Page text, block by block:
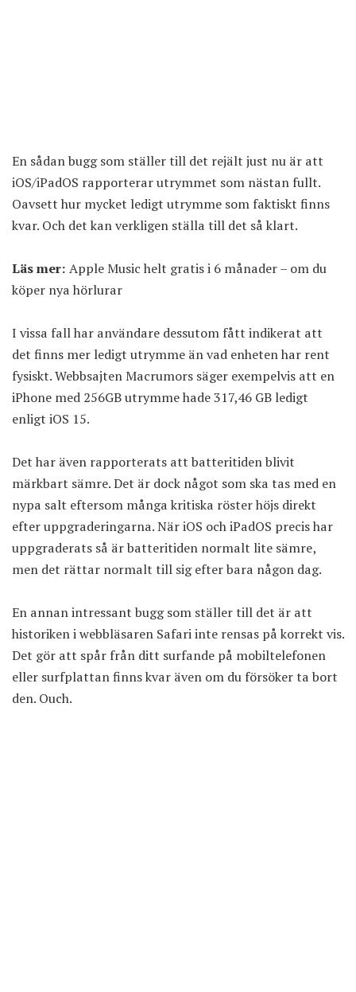
En sådan bugg som ställer till det rejält just nu är att
iOS/iPadOS rapporterar utrymmet som nästan fullt.
Oavsett hur mycket ledigt utrymme som faktiskt finns
kvar. Och det kan verkligen ställa till det så klart.
Läs mer: Apple Music helt gratis i 6 månader – om du
köper nya hörlurar
I vissa fall har användare dessutom fått indikerat att
det finns mer ledigt utrymme än vad enheten har rent
fysiskt. Webbsajten Macrumors säger exempelvis att en
iPhone med 256GB utrymme hade 317,46 GB ledigt
enligt iOS 15.
Det har även rapporterats att batteritiden blivit
märkbart sämre. Det är dock något som ska tas med en
nypa salt eftersom många kritiska röster höjs direkt
efter uppgraderingarna. När iOS och iPadOS precis har
uppgraderats så är batteritiden normalt lite sämre,
men det rättar normalt till sig efter bara någon dag.
En annan intressant bugg som ställer till det är att
historiken i webbläsaren Safari inte rensas på korrekt vis.
Det gör att spår från ditt surfande på mobiltelefonen
eller surfplattan finns kvar även om du försöker ta bort
den. Ouch.